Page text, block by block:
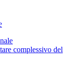
complessivo del